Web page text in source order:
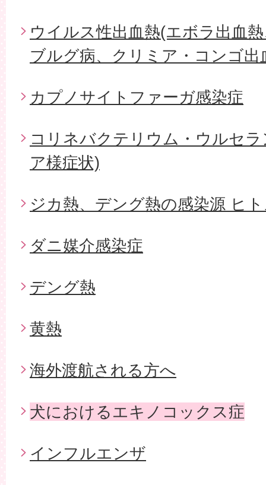
ウイルス性出血熱(エボラ出血
ブルグ病、クリミア・コンゴ出
カプノサイトファーガ感染症
コリネバクテリウム・ウルセ
ア様症状)
ジカ熱、デング熱の感染源 ヒ
ダニ媒介感染症
デング熱
黄熱
海外渡航される方へ
犬におけるエキノコックス症
インフルエンザ